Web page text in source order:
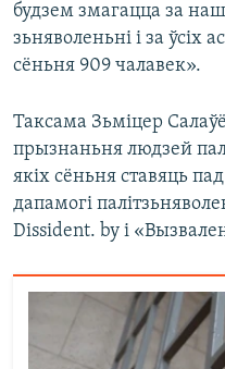
будзем змагацца за
зьняволеньні і за ўсіх
сёньня 909 чалавек».
Таксама Зьміцер
прызнаньня людзей
якіх сёньня ставяць
дапамогі
Dissident. by і